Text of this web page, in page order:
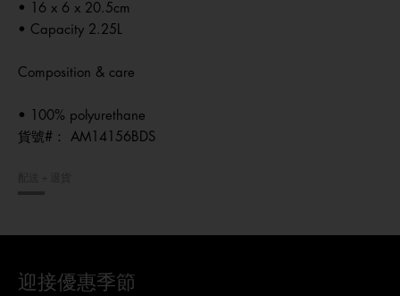
• 16 x 6 x 20.5cm
• Capacity 2.25L
Composition & care
• 100% polyurethane
貨號#： AM14156BDS
迎接優惠季節